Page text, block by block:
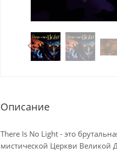
Описание
There Is No Light - это
мистической Церкви Великой